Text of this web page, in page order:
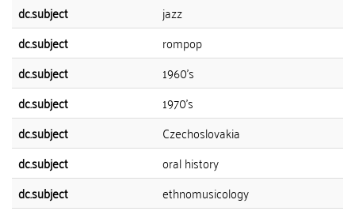
dc.subject
jazz
dc.subject
rompop
dc.subject
1960's
dc.subject
1970's
dc.subject
Czechoslovakia
dc.subject
oral history
dc.subject
ethnomusicology